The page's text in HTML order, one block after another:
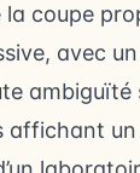
la coupe
avec
ambiguïté
affichant